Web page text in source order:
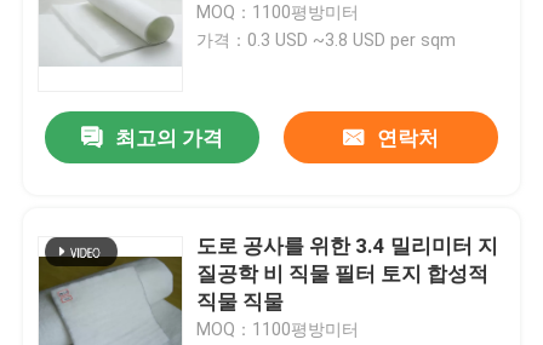
MOQ：1100평방미터
가격：0.3 USD ~3.8 USD per sqm
최고의 가격 연락처
도로 공사를 위한 3.4 밀리미터 지
질공학 비 직물 필터 토지 합성적
직물 직물
MOQ：1100평방미터